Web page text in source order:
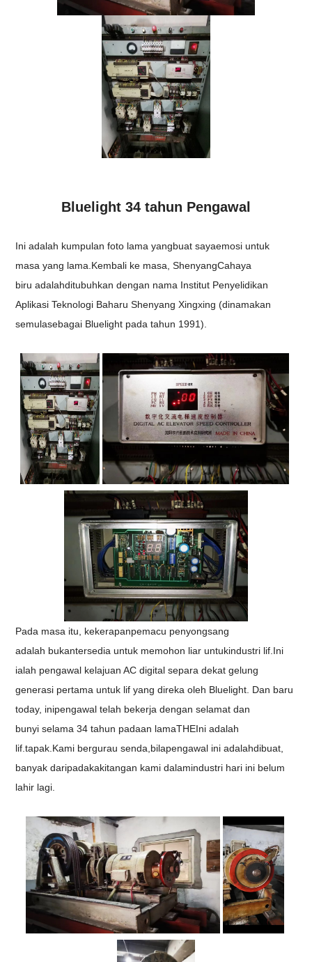
Bluelight 34 tahun Pengawal
Ini adalah kumpulan foto lama yangbuat sayaemosi untuk
masa yang lama. Kembali ke masa, ShenyangCahaya
biru adalahditubuhkan dengan nama Institut Penyelidikan
Aplikasi Teknologi Baharu Shenyang Xingxing (dinamakan
semulasebagai Bluelight pada tahun 1991).
Pada masa itu, kekerapanpemacu penyongsang
adalah bukantersedia untuk memohon liar untukindustri lif. Ini
ialah pengawal kelajuan AC digital separa dekat gelung
generasi pertama untuk lif yang direka oleh Bluelight. Dan baru
today, inipengawal telah bekerja dengan selamat dan
bunyi selama 34 tahun padaan lamaTHEIni adalah
lif.tapak Kami bergurau senda, bilapengawal ini adalahdibuat
banyak daripadakakitangan kami dalamindustri hari ini belum
lahir lagi.